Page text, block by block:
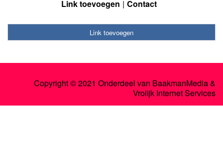
Link toevoegen Contact
Link toevoegen
Copyright © 2021 Onderdeel van BaakmanMedia&
Vrolijk Internet Services